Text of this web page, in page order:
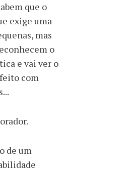
que o
exige uma
mas
o
e vai ver o
com
de um